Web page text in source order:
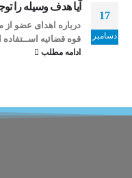
17
دسامبر
آیا هدف وسیله را
درباره اهدای عضو از
قوه قضائیه
ادامه مطلب